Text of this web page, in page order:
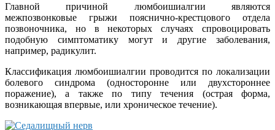
Главной причиной люмбоишиалгии являются
межпозвонковые грыжи пояснично-крестцового отдела
позвоночника, но в некоторых случаях спровоцировать
подобную симптоматику могут и другие заболевания,
например, радикулит.
Классификация люмбоишиалгии проводится по локализации
болевого синдрома (односторонне или двухстороннее
поражение), а также по типу течения (острая форма,
возникающая впервые, или хроническое течение).